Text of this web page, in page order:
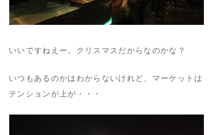
いいですねえー。クリスマスだからなのかな？
いつもあるのかはわからないけれど、マーケットは
テンションが上が・・・